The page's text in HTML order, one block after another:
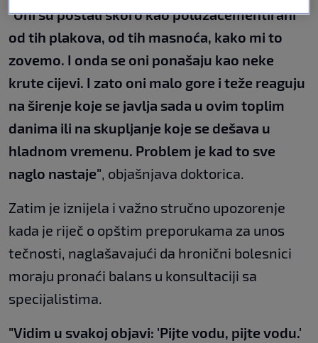
"Oni su postali skoro kao poluzacementirani
od tih plakova, od tih masnoća, kako mi to
zovemo. I onda se oni ponašaju kao neke
krute cijevi. I zato oni malo gore i teže reaguju
na širenje koje se javlja sada u ovim toplim
danima ili na skupljanje koje se dešava u
hladnom vremenu. Problem je kad to sve
naglo nastaje", objašnjava doktorica.
Zatim je iznijela i važno stručno upozorenje
kada je riječ o opštim preporukama za unos
tečnosti, naglašavajući da hronični bolesnici
moraju pronaći balans u konsultaciji sa
specijalistima.
"Vidim u svakoj objavi: 'Pijte vodu, pijte vodu.'